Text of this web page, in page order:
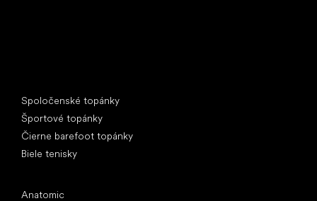
Spoločenské topánky
Športové topánky
Čierne barefoot topánky
Biele tenisky
Anatomic